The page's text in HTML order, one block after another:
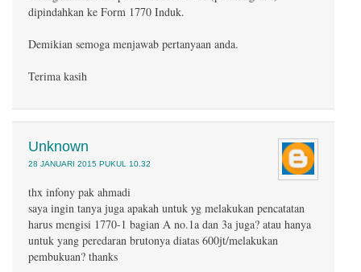
dipindahkan ke Form 1770 Induk.
Demikian semoga menjawab pertanyaan anda.
Terima kasih
Unknown
28 JANUARI 2015 PUKUL 10.32
thx infony pak ahmadi
saya ingin tanya juga apakah untuk yg melakukan pencatatan
harus mengisi 1770-1 bagian A no.1a dan 3a juga? atau hanya
untuk yang peredaran brutonya diatas 600jt/melakukan
pembukuan? thanks